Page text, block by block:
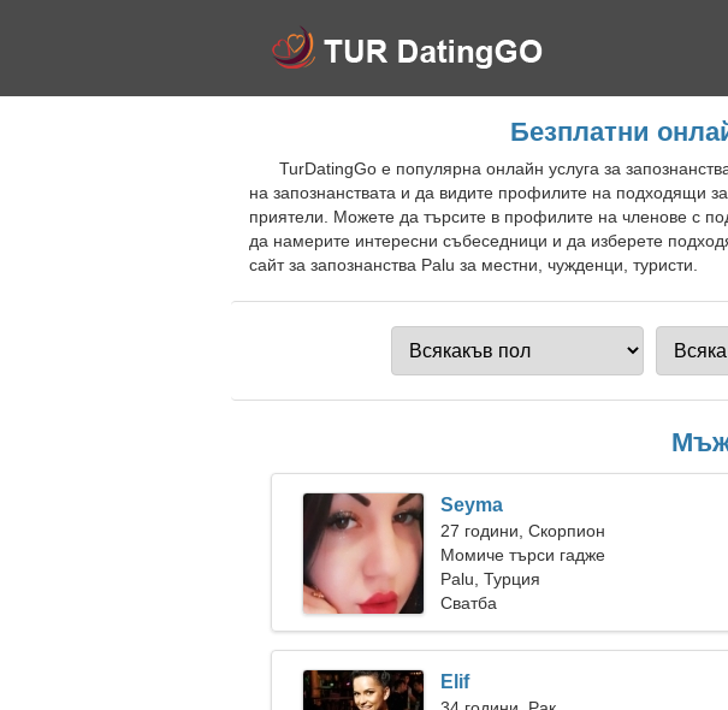
Безплатни
TurDatingGo е популярна онлайн услуга за
на запознанствата и да видите профилите на подходящи
приятели. Можете да търсите в профилите на членове с
да намерите интересни събеседници и да изберете
сайт за запознанства Palu за местни, чужденци, туристи.
Seyma
27 години, Скорпион
Момиче търси гадже
Palu, Турция
Сватба
Elif